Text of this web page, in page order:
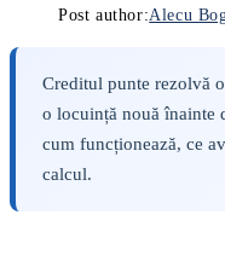
Post author:Alecu
Creditul punte rezolvă
o locuință nouă înainte
cum funcționează, ce
calcul.